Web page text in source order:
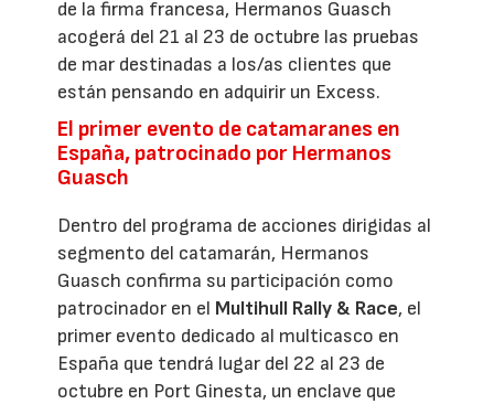
de la firma francesa, Hermanos Guasch
acogerá del 21 al 23 de octubre las pruebas
de mar destinadas a los/as clientes que
están pensando en adquirir un Excess.
El primer evento de catamaranes en
España, patrocinado por Hermanos
Guasch
Dentro del programa de acciones dirigidas al
segmento del catamarán, Hermanos
Guasch confirma su participación como
patrocinador en el Multihull Rally & Race, el
primer evento dedicado al multicasco en
España que tendrá lugar del 22 al 23 de
octubre en Port Ginesta, un enclave que